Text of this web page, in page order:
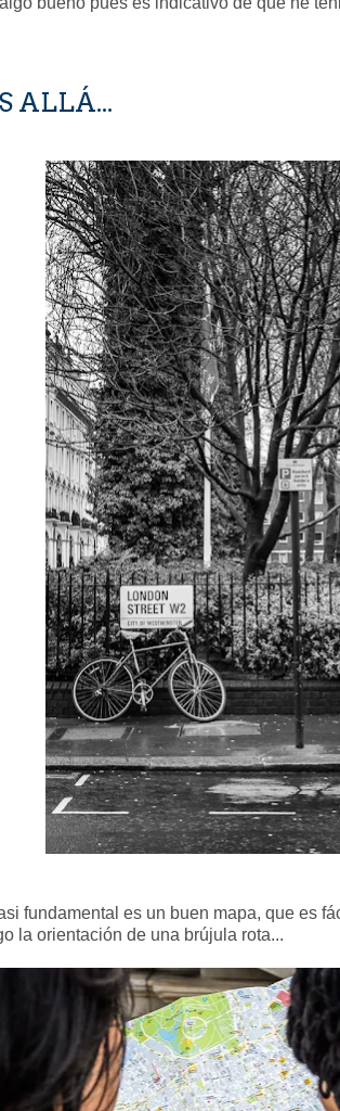
ALLÁ...
fundamental es un buen mapa, que es
la orientación de una brújula rota...